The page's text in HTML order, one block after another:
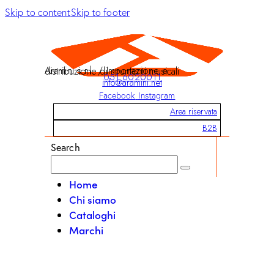
Skip to contentSkip to footer
Aramini s.r.l. / Importazione e distribuzione di strumenti musicali
051 6020011
info@aramini.net
Facebook Instagram
Area riservata
B2B
Search
Home
Chi siamo
Cataloghi
Marchi